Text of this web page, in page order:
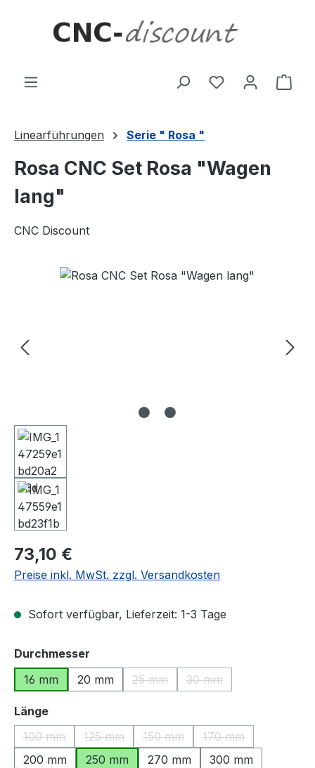
Linearführungen Serie " Rosa "
Rosa CNC Set Rosa "Wagen
lang"
CNC Discount
Bildergalerie überspringen
Regulärer Preis:
73,10 €
Preise inkl. MwSt. zzgl. Versandkosten
Sofort verfügbar, Lieferzeit: 1-3 Tage
Durchmesser
16 mm
20 mm 25 mm
(Diese Option ist zurzeit nicht
30 mm
(Diese Option ist
Längeauswählen
100 mm
(Diese Option ist zurzeit nicht verfügbar.)
125 mm
(Diese Option ist zurzeit nicht verfügbar.)
150 mm
(Diese Option ist zurzeit nicht
170 mm
(Diese Option ist
200 mm 250 mm 270 mm
300 mm